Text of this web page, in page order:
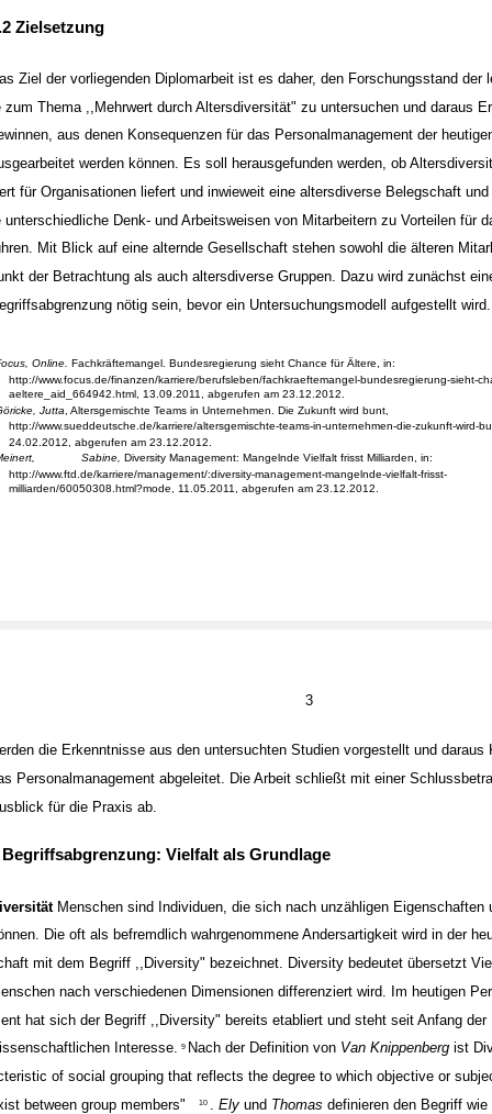
Zielsetzung
Ziel der vorliegenden Diplomarbeit ist es daher, den Forschungsstand der
zum Thema ,,Mehrwert durch Altersdiversität" zu untersuchen und daraus
aus denen Konsequenzen für das Personalmanagement der
werden können. Es soll herausgefunden werden, ob
für Organisationen liefert und inwieweit eine altersdiverse Belegschaft
unterschiedliche Denk- und Arbeitsweisen von Mitarbeitern zu Vorteilen für
Mit Blick auf eine alternde Gesellschaft stehen sowohl die älteren
der Betrachtung als auch altersdiverse Gruppen. Dazu wird zunächst
nötig sein, bevor ein Untersuchungsmodell aufgestellt
Online. Fachkräftemangel. Bundesregierung sieht Chance für Ältere, in:
http://www.focus.de/finanzen/karriere/berufsleben/fachkraeftemangel-bundesregierung-sieht-
aeltere_aid_664942.html, 13.09.2011, abgerufen am 23.12.2012.
Jutta, Altersgemischte Teams in Unternehmen. Die Zukunft wird bunt,
http://www.sueddeutsche.de/karriere/altersgemischte-teams-in-unternehmen-die-zukunft-wird-
24.02.2012, abgerufen am 23.12.2012.
Sabine, Diversity Management: Mangelnde Vielfalt frisst Milliarden, in:
http://www.ftd.de/karriere/management/:diversity-management-mangelnde-vielfalt-frisst-
milliarden/60050308.html?mode, 11.05.2011, abgerufen am 23.12.2012.
3
die Erkenntnisse aus den untersuchten Studien vorgestellt und daraus
Personalmanagement abgeleitet. Die Arbeit schließt mit einer
für die Praxis ab.
Begriffsabgrenzung: Vielfalt als Grundlage
Menschen sind Individuen, die sich nach unzähligen Eigenschaften
Die oft als befremdlich wahrgenommene Andersartigkeit wird in der
mit dem Begriff ,,Diversity" bezeichnet. Diversity bedeutet übersetzt
nach verschiedenen Dimensionen differenziert wird. Im heutigen
hat sich der Begriff ,,Diversity" bereits etabliert und steht seit Anfang der
Interesse.
9 Nach der Definition von Van Knippenberg ist
of social grouping that reflects the degree to which objective or
between group members"
10 .Elyund Thomasdefinieren den Begriff